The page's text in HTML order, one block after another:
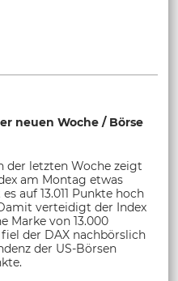
neuen Woche / Börse
der letzten Woche zeigt
am Montag etwas
auf 13.011 Punkte hoch
verteidigt der Index
Marke von 13.000
der DAX nachbörslich
der US-Börsen